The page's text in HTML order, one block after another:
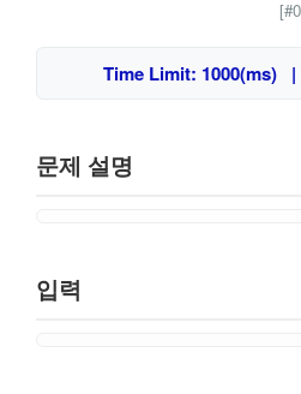
Time Limit: 1000(ms)
문제 설명
입력